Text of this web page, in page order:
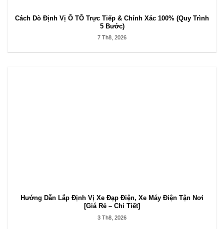
Cách Dò Định Vị Ô TÔ Trực Tiếp & Chính Xác 100% (Quy Trình
5 Bước)
7 Th8, 2026
Hướng Dẫn Lắp Định Vị Xe Đạp Điện, Xe Máy Điện Tận Nơi
[Giá Rẻ – Chi Tiết]
3 Th8, 2026